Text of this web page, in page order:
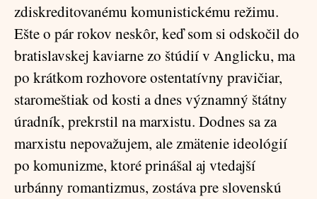
zdiskreditovanému komunistickému režimu.
Ešte o pár rokov neskôr, keď som si odskočil do
bratislavskej kaviarne zo štúdií v Anglicku, ma
po krátkom rozhovore ostentatívny pravičiar,
staromeštiak od kosti a dnes významný štátny
úradník, prekrstil na marxistu. Dodnes sa za
marxistu nepovažujem, ale zmätenie ideológií
po komunizme, ktoré prinášal aj vtedajší
urbánny romantizmus, zostáva pre slovenskú